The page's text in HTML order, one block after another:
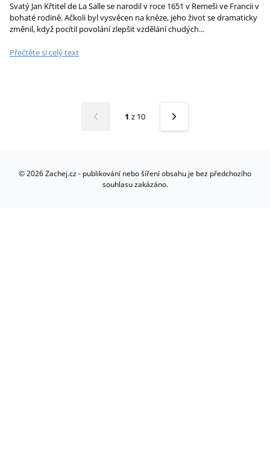
Svatý Jan Křtitel de La Salle se narodil v roce 1651 v Remeši ve Francii v
bohaté rodině. Ačkoli byl vysvěcen na kněze, jeho život se dramaticky
změnil, když pocítil povolání zlepšit vzdělání chudých...
Přečtěte si celý text
1 z 10
©2026Zachej.cz - publikování nebo šíření obsahu je bez předchozího
souhlasu zakázáno.